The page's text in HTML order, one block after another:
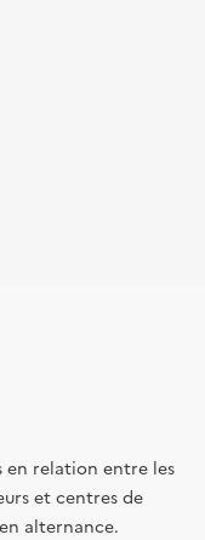
en relation entre les
et centres de
alternance.